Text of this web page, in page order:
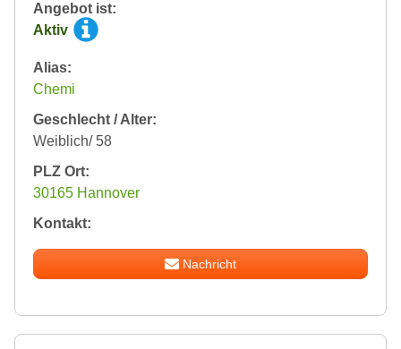
Angebot ist:
Aktiv
Alias:
Chemi
Geschlecht / Alter:
Weiblich/ 58
PLZ Ort:
30165 Hannover
Kontakt:
Nachricht